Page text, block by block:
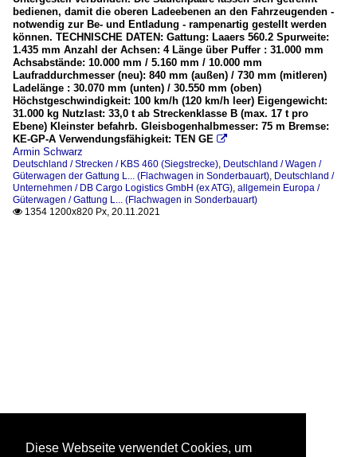
bedienen, damit die oberen Ladeebenen an den Fahrzeugenden -
notwendig zur Be- und Entladung - rampenartig gestellt werden
können. TECHNISCHE DATEN: Gattung: Laaers 560.2 Spurweite:
1.435 mm Anzahl der Achsen: 4 Länge über Puffer : 31.000 mm
Achsabstände: 10.000 mm / 5.160 mm / 10.000 mm
Laufraddurchmesser (neu): 840 mm (außen) / 730 mm (mitleren)
Ladelänge : 30.070 mm (unten) / 30.550 mm (oben)
Höchstgeschwindigkeit: 100 km/h (120 km/h leer) Eigengewicht:
31.000 kg Nutzlast: 33,0 t ab Streckenklasse B (max. 17 t pro
Ebene) Kleinster befahrb. Gleisbogenhalbmesser: 75 m Bremse:
KE-GP-A Verwendungsfähigkeit: TEN GE 
Armin Schwarz
Deutschland / Strecken / KBS 460 (Siegstrecke) Deutschland / Wagen /
Güterwagen der Gattung L... (Flachwagen in Sonderbauart) Deutschland /
Unternehmen / DB Cargo Logistics GmbH (ex ATG) allgemein Europa /
Güterwagen / Gattung L... (Flachwagen in Sonderbauart)
 1354 1200x820 Px, 20.11.2021
Diese Webseite verwendet Cookies, um